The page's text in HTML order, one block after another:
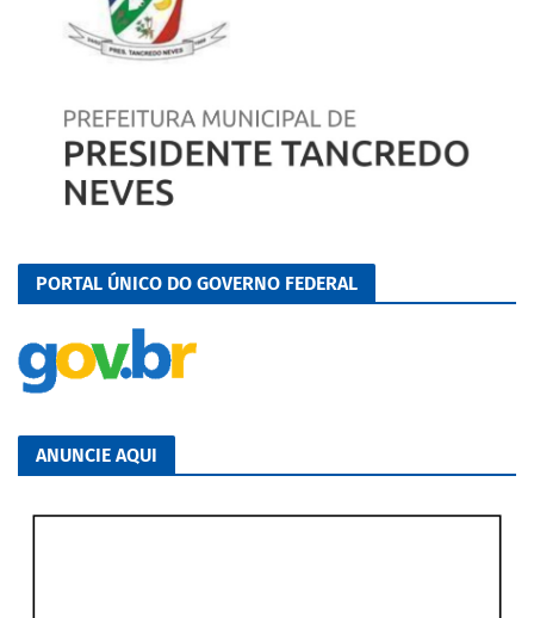
PORTAL ÚNICO DO GOVERNO FEDERAL
ANUNCIE AQUI